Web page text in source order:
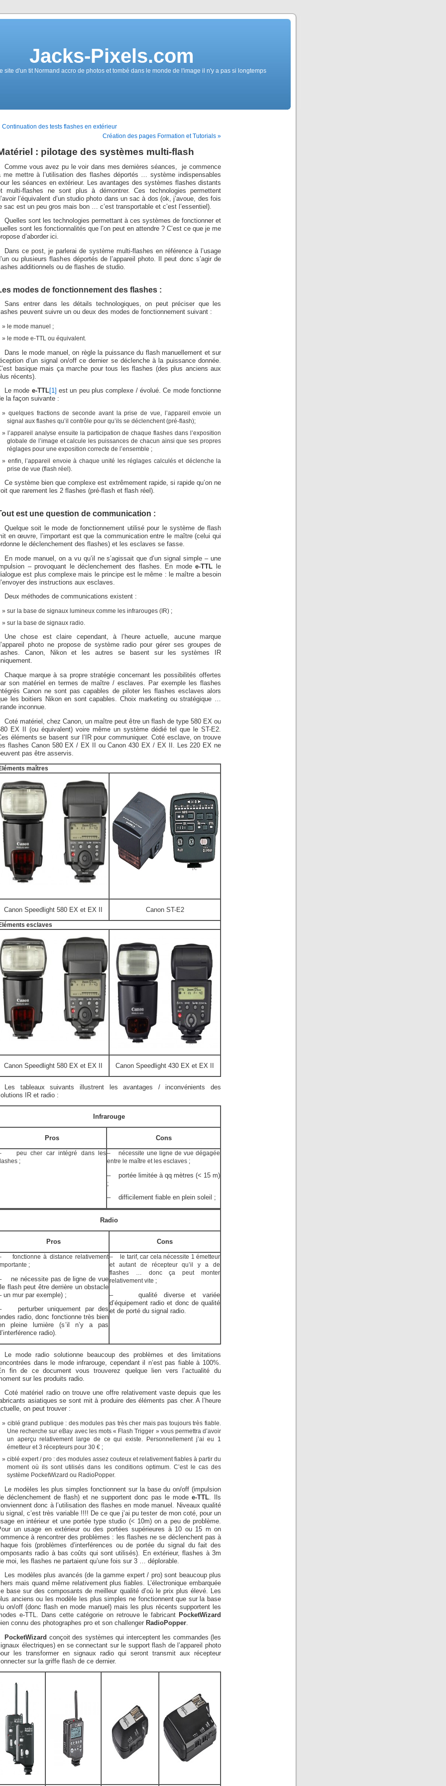
Jacks-Pixels.com
site d'un tit Normand accro de photos et tombé dans le monde de l'image il n'y a pas si longtemps
Continuation des tests flashes en extérieur
Création des pages Formation et Tutorials »
: pilotage des systèmes multi-flash
Comme vous avez pu le voir dans mes dernières séances, je commence
me mettre à l’utilisation des flashes déportés … système indispensables
les séances en extérieur. Les avantages des systèmes flashes distants
multi-flashes ne sont plus à démontrer. Ces technologies permettent
l’équivalent d’un studio photo dans un sac à dos (ok, j’avoue, des fois
sac est un peu gros mais bon … c’est transportable et c’est l’essentiel).
Quelles sont les technologies permettant à ces systèmes de fonctionner et
sont les fonctionnalités que l’on peut en attendre ? C’est ce que je me
d’aborder ici.
Dans ce post, je parlerai de système multi-flashes en référence à l’usage
ou plusieurs flashes déportés de l’appareil photo. Il peut donc s’agir de
additionnels ou de flashes de studio.
modes de fonctionnement des flashes :
Sans entrer dans les détails technologiques, on peut préciser que les
peuvent suivre un ou deux des modes de fonctionnement suivant :
le mode manuel ;
le mode e-TTL ou équivalent.
Dans le mode manuel, on règle la puissance du flash manuellement et sur
d’un signal on/off ce dernier se déclenche à la puissance donnée.
basique mais ça marche pour tous les flashes (des plus anciens aux
récents).
Le mode e-TTL[1] est un peu plus complexe / évolué. Ce mode fonctionne
la façon suivante :
quelques fractions de seconde avant la prise de vue, l’appareil envoie un
signal aux flashes qu’il contrôle pour qu’ils se déclenchent (pré-flash);
l’appareil analyse ensuite la participation de chaque flashes dans l’exposition
globale de l’image et calcule les puissances de chacun ainsi que ses propres
réglages pour une exposition correcte de l’ensemble ;
enfin, l’appareil envoie à chaque unité les réglages calculés et déclenche la
prise de vue (flash réel).
Ce système bien que complexe est extrêmement rapide, si rapide qu’on ne
que rarement les 2 flashes (pré-flash et flash réel).
est une question de communication :
Quelque soit le mode de fonctionnement utilisé pour le système de flash
en œuvre, l’important est que la communication entre le maître (celui qui
le déclenchement des flashes) et les esclaves se fasse.
En mode manuel, on a vu qu’il ne s’agissait que d’un signal simple – une
– provoquant le déclenchement des flashes. En modee-TTL le
est plus complexe mais le principe est le même : le maître a besoin
des instructions aux esclaves.
Deux méthodes de communications existent :
sur la base de signaux lumineux comme les infrarouges (IR) ;
sur la base de signaux radio.
Une chose est claire cependant, à l’heure actuelle, aucune marque
photo ne propose de système radio pour gérer ses groupes de
Canon, Nikon et les autres se basent sur les systèmes IR
Chaque marque à sa propre stratégie concernant les possibilités offertes
son matériel en termes de maître / esclaves. Par exemple les flashes
Canon ne sont pas capables de piloter les flashes esclaves alors
les boitiers Nikon en sont capables. Choix marketing ou stratégique …
inconnue.
Coté matériel, chez Canon, un maître peut être un flash de type 580 EX ou
EX II (ou équivalent) voire même un système dédié tel que le ST-E2.
éléments se basent sur l’IR pour communiquer. Coté esclave, on trouve
flashes Canon 580 EX / EX II ou Canon 430 EX / EX II. Les 220 EX ne
pas être asservis.
maîtres
Canon Speedlight 580 EX et EX II Canon ST-E2
esclaves
Canon Speedlight 580 EX et EX II Canon Speedlight 430 EX et EX II
Les tableaux suivants illustrent les avantages / inconvénients des
IR et radio :
Infrarouge
Pros Cons
peu cher car intégré dans les
;
– nécessite une ligne de vue dégagée
entre le maître et les esclaves ;
– portée limitée à qq mètres (< 15 m)
;
– difficilement fiable en plein soleil ;
Radio
Pros Cons
fonctionne à distance relativement
;
ne nécessite pas de ligne de vue
flash peut être derrière un obstacle
un mur par exemple) ;
perturber uniquement par des
radio, donc fonctionne très bien
pleine lumière (s’il n’y a pas
radio).
– le tarif, car cela nécessite 1 émetteur
et autant de récepteur qu’il y a de
flashes … donc ça peut monter
relativement vite ;
– qualité diverse et variée
d’équipement radio et donc de qualité
et de porté du signal radio.
Le mode radio solutionne beaucoup des problèmes et des limitations
dans le mode infrarouge, cependant il n’est pas fiable à 100%.
fin de ce document vous trouverez quelque lien vers l’actualité du
sur les produits radio.
Coté matériel radio on trouve une offre relativement vaste depuis que les
asiatiques se sont mit à produire des éléments pas cher. A l’heure
on peut trouver :
ciblé grand publique : des modules pas très cher mais pas toujours très fiable.
Une recherche sur eBay avec les mots « Flash Trigger » vous permettra d’avoir
un aperçu relativement large de ce qui existe. Personnellement j’ai eu 1
émetteur et 3 récepteurs pour 30 € ;
ciblé expert / pro : des modules assez couteux et relativement fiables à partir du
moment où ils sont utilisés dans les conditions optimum. C’est le cas des
système PocketWizard ou RadioPopper.
Le modèles les plus simples fonctionnent sur la base du on/off (impulsion
déclenchement de flash) et ne supportent donc pas le mode e-TTL . Ils
donc à l’utilisation des flashes en mode manuel. Niveaux qualité
signal, c’est très variable !!!! De ce que j’ai pu tester de mon coté, pour un
en intérieur et une portée type studio (< 10m) on a peu de problème.
un usage en extérieur ou des portées supérieures à 10 ou 15 m on
à rencontrer des problèmes : les flashes ne se déclenchent pas à
fois (problèmes d’interférences ou de portée du signal du fait des
radio à bas coûts qui sont utilisés). En extérieur, flashes à 3m
moi, les flashes ne partaient qu’une fois sur 3 … déplorable.
Les modèles plus avancés (de la gamme expert / pro) sont beaucoup plus
mais quand même relativement plus fiables. L’électronique embarquée
base sur des composants de meilleur qualité d’où le prix plus élevé. Les
anciens ou les modèle les plus simples ne fonctionnent que sur la base
on/off (donc flash en mode manuel) mais les plus récents supportent les
e-TTL. Dans cette catégorie on retrouve le fabricant PocketWizard
connu des photographes pro et son challenger RadioPopper.
PocketWizard conçoit des systèmes qui interceptent les commandes (les
électriques) en se connectant sur le support flash de l’appareil photo
les transformer en signaux radio qui seront transmit aux récepteur
sur la griffe flash de ce dernier.